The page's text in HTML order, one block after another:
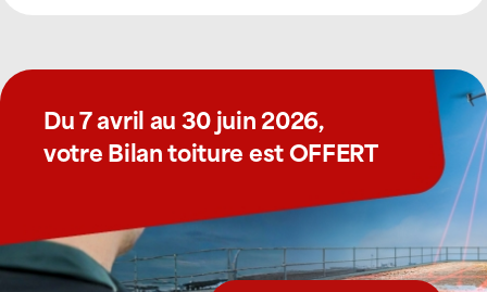
Du 7 avril au 30 juin 2026,
votre Bilan toiture est OFFERT